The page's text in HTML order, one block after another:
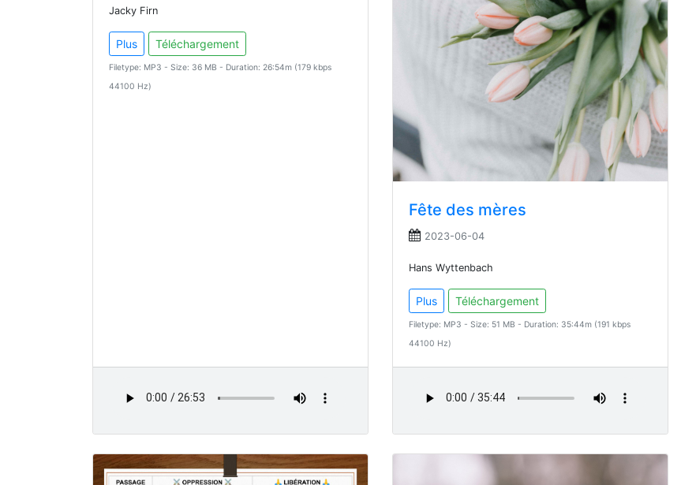
Jacky Firn
Plus Téléchargement
Filetype: MP3 - Size: 36 MB - Duration: 26:54m (179 kbps
44100 Hz)
Fête des mères
2023-06-04
Hans Wyttenbach
Plus Téléchargement
Filetype: MP3 - Size: 51 MB - Duration: 35:44m (191 kbps
44100 Hz)